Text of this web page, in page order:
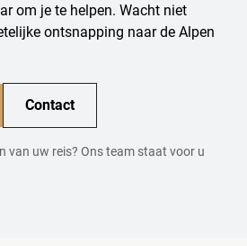
om je te helpen. Wacht niet
ontsnapping naar de Alpen
Contact
van uw reis? Ons team staat voor u